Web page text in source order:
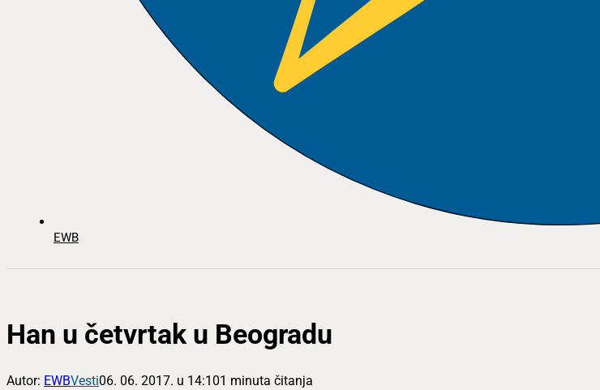
EWB
Han u četvrtak u Beogradu
Autor: EWBVesti06. 06. 2017. u 14:101 minuta čitanja